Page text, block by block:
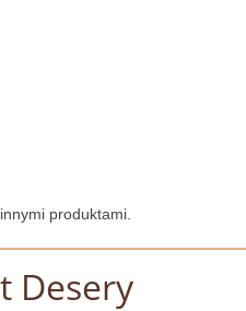
produktami.
Desery